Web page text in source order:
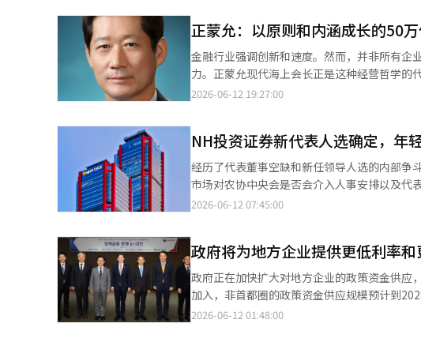
司应在客户的出生、成长、退休和老年生活的
市场进入成熟期的情况下，传统方式已难以
场。保险行业的未来最终与老年产业的未来息
业可能会出现最大的行业变化。洪元学希望将三星生命置于这一变
多金融公司都在谈论AI，但相当一部分仍停留
能退保。最终，保险公司的竞争力在于对未
用平均数据，而现在则使用个人数据。过去分
模式和金融活动，可以提供个性化服务。 洪元
是保障事故发生后的业务，而未来将转变为预
设备、健康数据和生成型AI的结合，使保险公
服务和数据分析能力的原因正是如此。保险的未来很
星财产，重塑保险生态 洪元学的优势在于他
曾担任三星财产的代表。他是最了解寿险与财
行业。两个领域的结合可以全面管理客户的生
险行业新模式的工作。 可以为汽车保险客户提
教授朴相哲，创立美国新英格兰百岁人研究的
威、爱荷华州立大学教授彼得·马丁齐聚一堂，围绕“
年长寿研究的关注点已从“为什么能活到100
会面临的核心课题，百岁人研究也朝着提出健康老化策略的方向发展。 “
活到100岁’” 朴相哲教授 今年ICC在韩国高
们不再仅仅问“为什么有些人能活到100岁”
人类的新课题。 汤姆·普尔斯 我完全同意。在1990年代初，我们专注于寻找长寿的原因。但现在，寻找健康长寿的
方法已成为研究的核心目标。百岁人不再是稀
未来人类健康战略的重要基础科学。 彼得·马丁 我也希望在此次ICC中找到最重要的成果。研究的重点正在从寿命
（Lifespan）转向健康寿命（Healthspan）。这正是过去
Index）”的概念。分析结果显示，中山区的
了显著变化。这表明，仅靠遗传无法解释长寿
都对长寿产生影响。 汤姆·普尔斯 相对而言，我从基因的角度研究百岁人。新英格兰百岁人研究的结果显示，百岁
人的兄弟姐妹比普通人更有可能长寿。尤其是
有现象。最近的研究表明，排除外部死亡因素
正蒙允：以原则和内涵成长的50
金融行业强调创新和速度。然而，并非所有企
力。正蒙允现代海上会长正是这种经营哲学的
海上发展成为国内领先的损害保险公司。现代
能力和健康性，而非外形扩张；更重视长期竞争力，而非短期业绩。 坚守保险
长最恰当的词是“原则”。 他被认为是现代家
递强烈信息的风格。相反，他更专注于赋予专
过程很好地展示了这种经营哲学。在经历了外
过激进的外形竞争。相反，他们专注于增强保
对公司的信任和合同的维持时间。 正蒙允会长
稳定的竞争力。尤其是“好与好儿童保险”已
发产品，而非短期销售。 他一直在考虑生存
是在危机时刻真正的竞争力才会得到验证。 正
的创新。 危机中更显内涵经营 最近，损害保险行业面临多重挑战。 实损保险的损失率在上升，汽车保险因降价和异
2026-06-12 19:27:00
NH投资证券新代表人选确定，年
经历了代表董事空缺和新任领导人选的内部争
市场对农协中央会是否会介入人事安排以及代
和管理连续性。 据金融投资业界消息，NH投资证券的董事候选推荐委员会（简称“候选委”）于11日在首尔某地召
月晋升为IB2事业部代表以来，一直负责房地
资产管理部门。现任代表董事尹炳云（1967
主。 市场上曾有观点认为，农协中央会的影响力可能会对此次人选产生变数，但最终内部人选被选为各自代表候选
人，确保了组织的稳定和管理的连续性。 NH投资证券的代表选任过程经历了数月的波折。公司在5月中旬重组候选委
后，至本月2日召开了第三次会议，但未能确定候选人。 尤其是在5日，曾被广泛认为是WM部门代
2026-06-12 07:45:00
政府将为地方企业提供更低利率
政府正在加快扩大对地方企业的政策资金供应
加入，非首都圈的政策资金供应规模预计到2028年将达到每年164万
店首次举办了与产业银行、企业银行、信用保
2026-06-12 01:48:00